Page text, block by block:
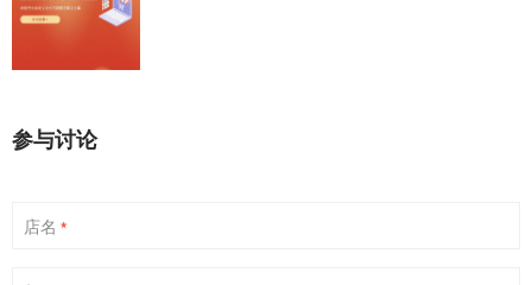
参与讨论
店名 *